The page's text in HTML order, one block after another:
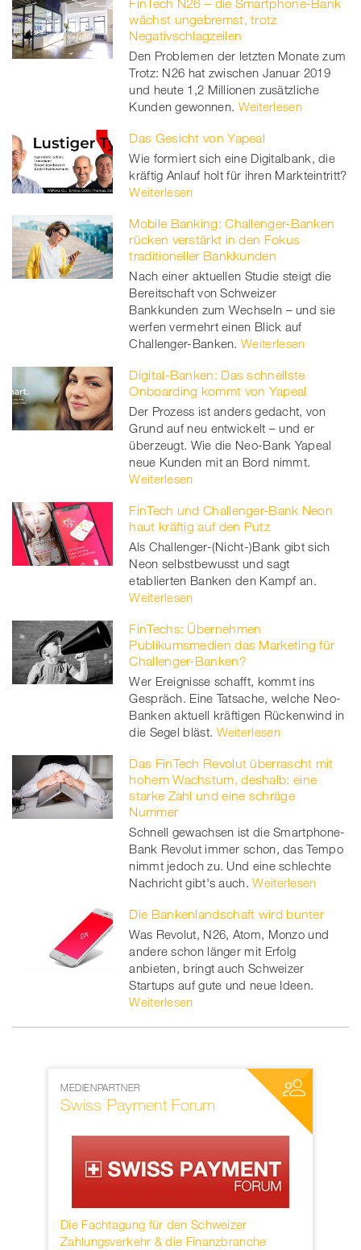
FinTech N26 – die Smartphone-Bank
wächst ungebremst, trotz
Negativschlagzeilen
Den Problemen der letzten Monate zum
Trotz: N26 hat zwischen Januar 2019
und heute 1,2 Millionen zusätzliche
Kunden gewonnen. Weiterlesen
Das Gesicht von Yapeal
Wie formiert sich eine Digitalbank, die
kräftig Anlauf holt für ihren Markteintritt?
Weiterlesen
Mobile Banking: Challenger-Banken
rücken verstärkt in den Fokus
traditioneller Bankkunden
Nach einer aktuellen Studie steigt die
Bereitschaft von Schweizer
Bankkunden zum Wechseln – und sie
werfen vermehrt einen Blick auf
Challenger-Banken. Weiterlesen
Digital-Banken: Das schnellste
Onboarding kommt von Yapeal
Der Prozess ist anders gedacht, von
Grund auf neu entwickelt – und er
überzeugt. Wie die Neo-Bank Yapeal
neue Kunden mit an Bord nimmt.
Weiterlesen
FinTech und Challenger-Bank Neon
haut kräftig auf den Putz
Als Challenger-(Nicht-)Bank gibt sich
Neon selbstbewusst und sagt
etablierten Banken den Kampf an.
Weiterlesen
FinTechs: Übernehmen
Publikumsmedien das Marketing für
Challenger-Banken?
Wer Ereignisse schafft, kommt ins
Gespräch. Eine Tatsache, welche Neo-
Banken aktuell kräftigen Rückenwind in
die Segel bläst. Weiterlesen
Das FinTech Revolut überrascht mit
hohem Wachstum, deshalb: eine
starke Zahl und eine schräge
Nummer
Schnell gewachsen ist die Smartphone-
Bank Revolut immer schon, das Tempo
nimmt jedoch zu. Und eine schlechte
Nachricht gibt's auch. Weiterlesen
Die Bankenlandschaft wird bunter
Was Revolut, N26, Atom, Monzo und
andere schon länger mit Erfolg
anbieten, bringt auch Schweizer
Startups auf gute und neue Ideen.
Weiterlesen
MEDIENPARTNER
Swiss Payment Forum
Die Fachtagung für den Schweizer
Zahlungsverkehr & die Finanzbranche